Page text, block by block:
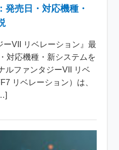
発売日・対応機種・
ーVII リベレーション』最
対応機種・新システムを
ルファンタジーVII リベ
リベレーション）は、